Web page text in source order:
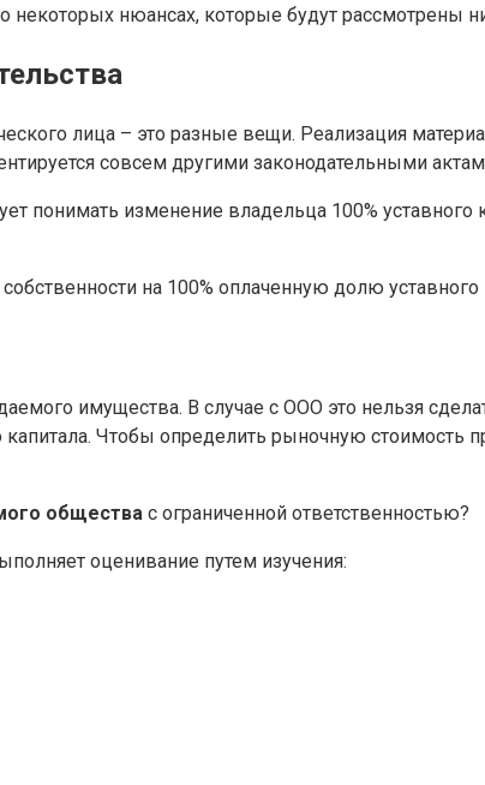
некоторых нюансах, которые будут рассмотрены
лица – это разные вещи. Реализация
совсем другими законодательными
понимать изменение владельца 100% уставного
на 100% оплаченную долю уставного
имущества. В случае с ООО это нельзя
капитала. Чтобы определить рыночную
общества с ограниченной ответственностью?
оценивание путем изучения: